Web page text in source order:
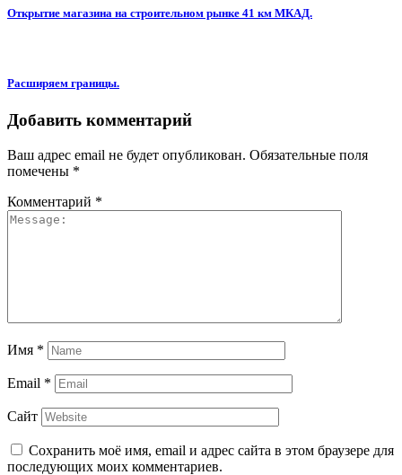
Открытие магазина на строительном рынке 41 км МКАД.
Расширяем границы.
Добавить комментарий
Ваш адрес email не будет опубликован. Обязательные поля
помечены *
Комментарий *
Имя *
Email *
Сайт
Сохранить моё имя, email и адрес сайта в этом браузере для
последующих моих комментариев.